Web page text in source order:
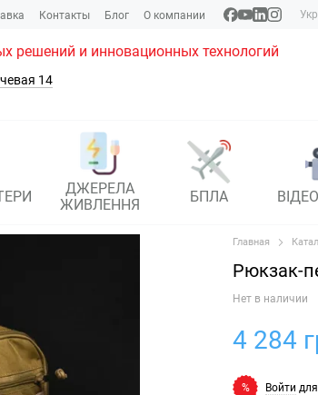
Контакты Блог О компании Укр
решений и инновационных технологий
14
ДЖЕРЕЛА
ЖИВЛЕННЯ
БПЛА
Главная
Рюкзак-
Нет в наличии
4 284
% Войти